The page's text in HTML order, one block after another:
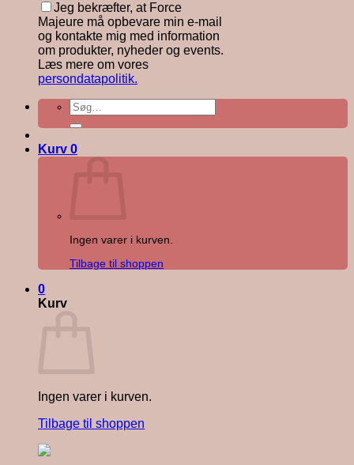
Jeg bekræfter, at Force
Majeure må opbevare min e-mail
og kontakte mig med information
om produkter, nyheder og events.
Læs mere om vores
persondatapolitik.
Søg
efter:
Kurv 0
Ingen varer i kurven.
Tilbage til shoppen
0
Kurv
Ingen varer i kurven.
Tilbage til shoppen